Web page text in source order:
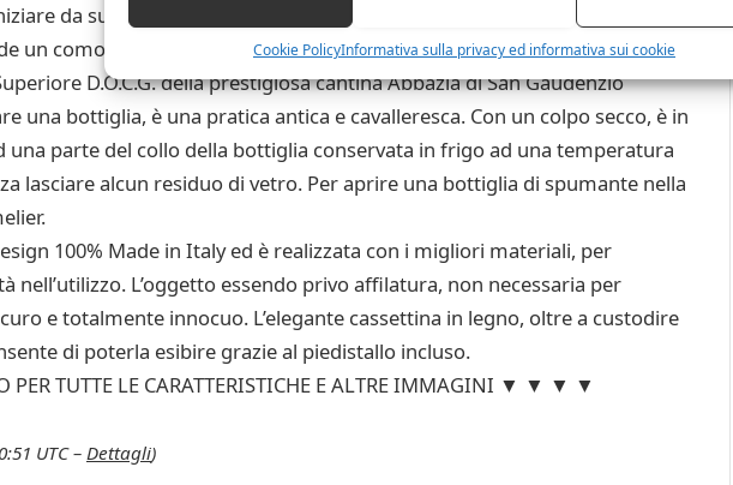
Cookie PolicyInformativa sulla privacy ed informativa sui cookie
da subito a provare l’autentico SABRAGE!
un comodo secchiello per ghiacciare la bottiglia e un una Bottiglia di
D.O.C.G. della prestigiosa cantina Abbazia di San Gaudenzio
una bottiglia, è una pratica antica e cavalleresca. Con un colpo secco, è in
una parte del collo della bottiglia conservata in frigo ad una temperatura
lasciare alcun residuo di vetro. Per aprire una bottiglia di spumante nella
100% Made in Italy ed è realizzata con i migliori materiali, per
nell’utilizzo. L’oggetto essendo privo affilatura, non necessaria per
e totalmente innocuo. L’elegante cassettina in legno, oltre a custodire
di poterla esibire grazie al piedistallo incluso.
TUTTE LE CARATTERISTICHE E ALTRE IMMAGINI ▼ ▼ ▼ ▼
UTC –Dettagli)